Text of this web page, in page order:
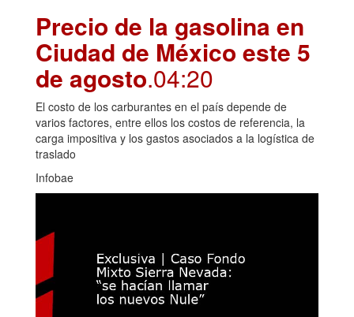
Precio de la gasolina en
Ciudad de México este 5
de agosto.04:20
El costo de los carburantes en el país depende de
varios factores, entre ellos los costos de referencia, la
carga impositiva y los gastos asociados a la logística de
traslado
Infobae